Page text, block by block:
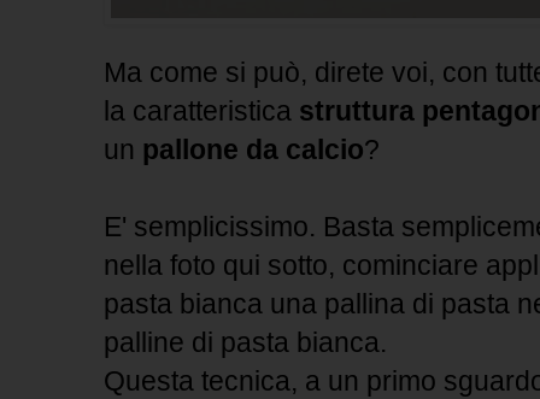
Ma come si può, direte voi, con
la caratteristica struttura
un pallone da calcio?
E' semplicissimo. Basta
nella foto qui sotto, cominciare
pasta bianca una pallina di pasta
palline di pasta bianca.
Questa tecnica, a un primo